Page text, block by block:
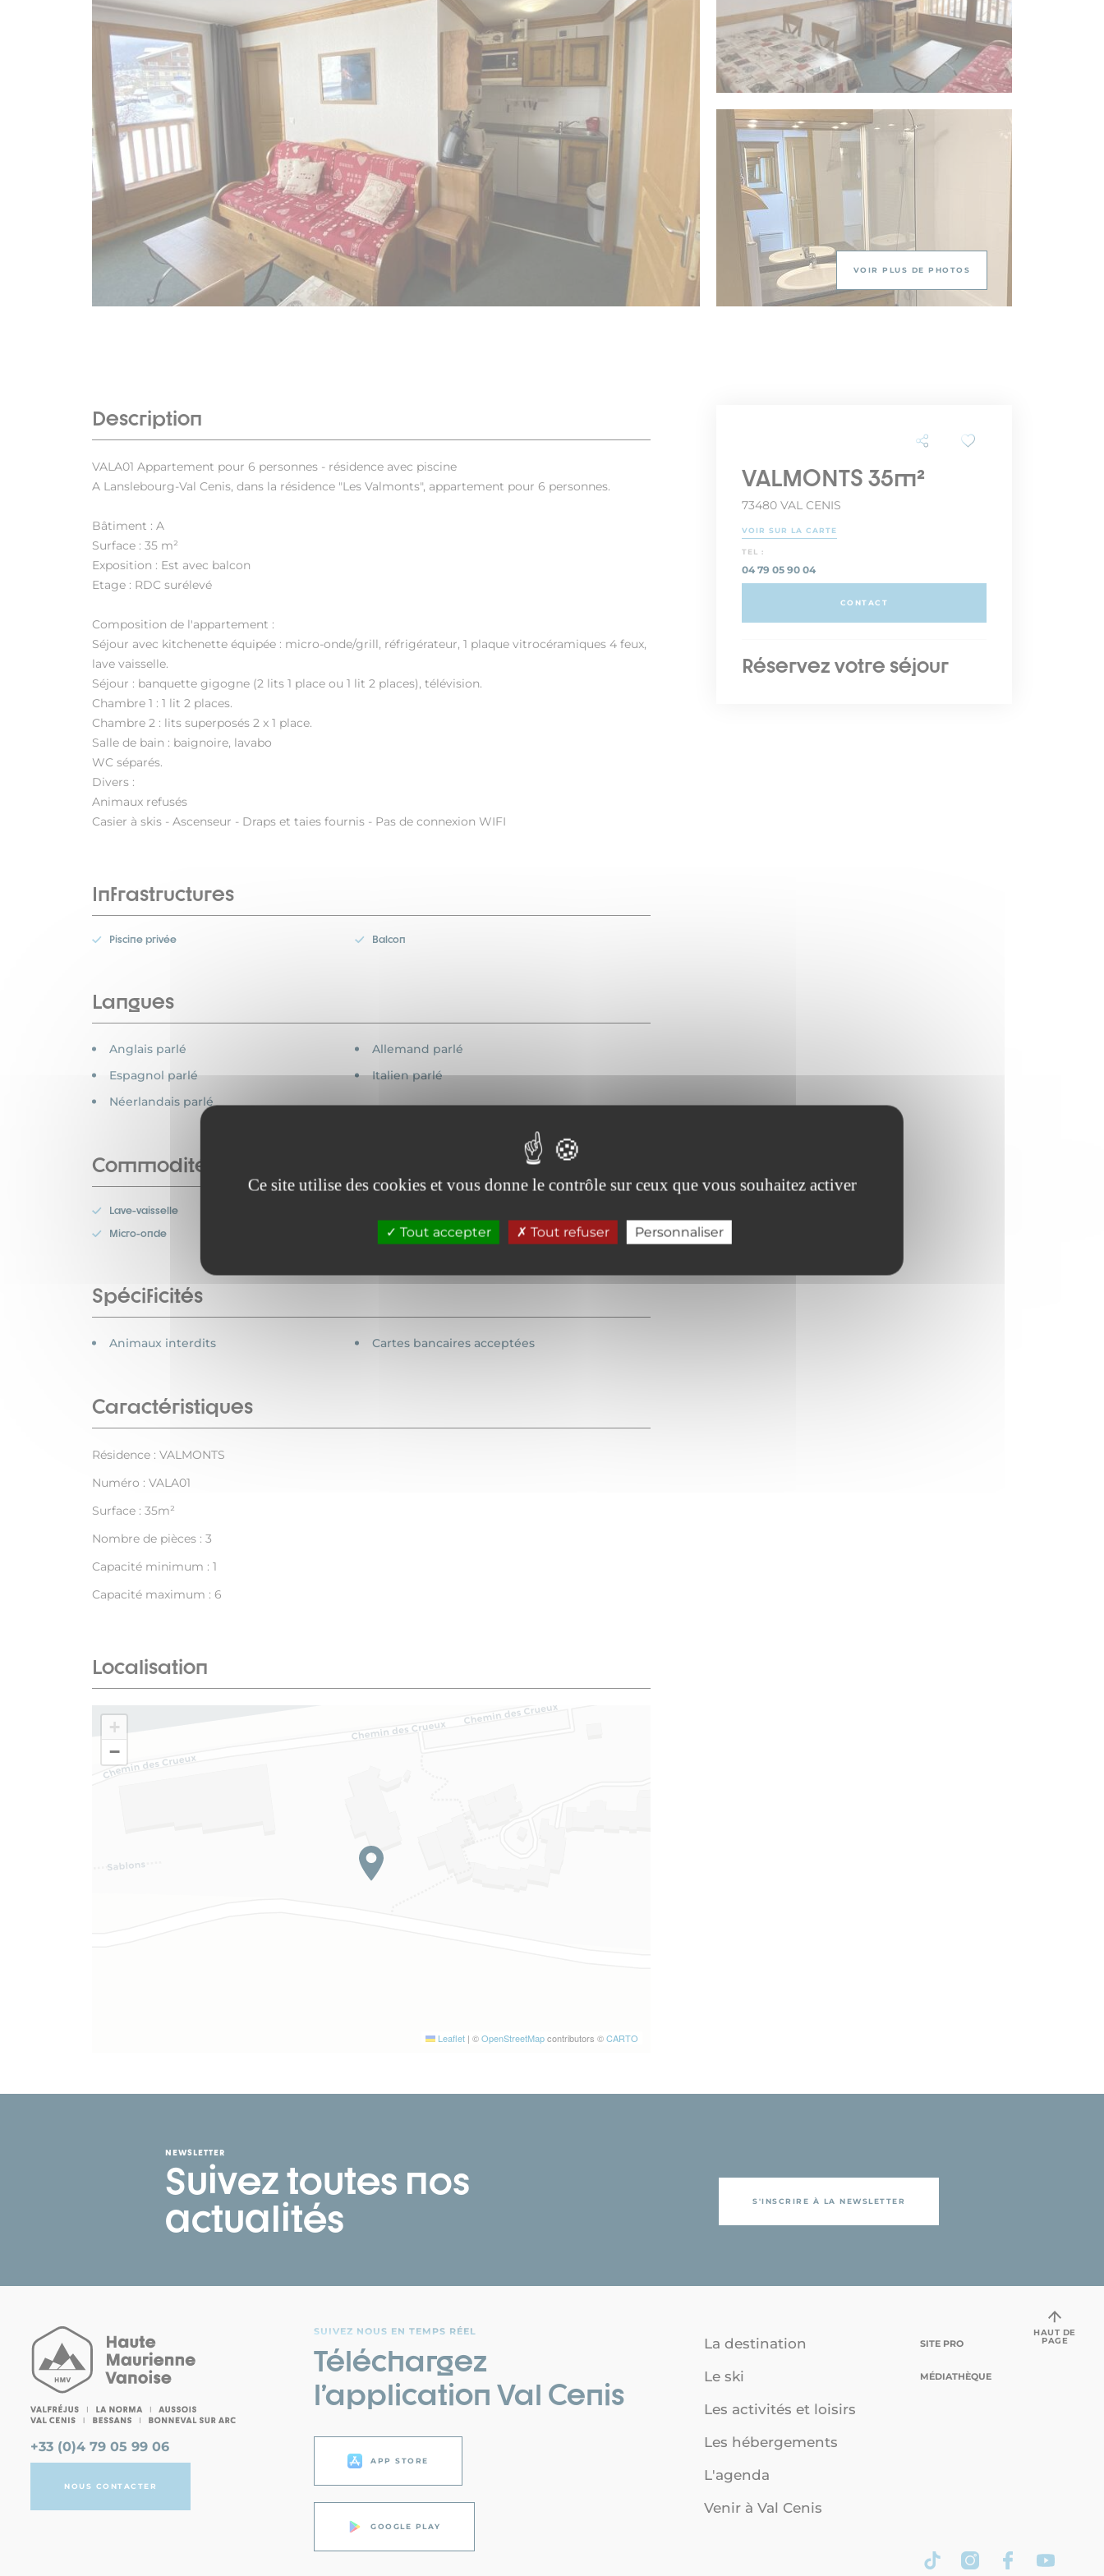
Ce site utilise des cookies et vous donne le contrôle sur ceux que vous souhaitez activer
Tout accepter Tout refuser Personnaliser
VOIR PLUS DE PHOTOS
Description
VALA01 Appartement pour 6 personnes - résidence avec piscine
A Lanslebourg-Val Cenis, dans la résidence "Les Valmonts", appartement pour 6 personnes.
Bâtiment : A
Surface : 35 m²
Exposition : Est avec balcon
Etage : RDC surélevé
Composition de l'appartement :
Séjour avec kitchenette équipée : micro-onde/grill, réfrigérateur, 1 plaque vitrocéramiques 4 feux,
lave vaisselle.
Séjour : banquette gigogne (2 lits 1 place ou 1 lit 2 places), télévision.
Chambre 1 : 1 lit 2 places.
Chambre 2 : lits superposés 2 x 1 place.
Salle de bain : baignoire, lavabo
WC séparés.
Divers :
Animaux refusés
Casier à skis - Ascenseur - Draps et taies fournis - Pas de connexion WIFI
Infrastructures
Piscine privée Balcon
Langues
Anglais parlé
Allemand parlé
Espagnol parlé
Italien parlé
Néerlandais parlé
Commodités
Lave-vaisselle
Micro-onde
Spécificités
Animaux interdits Cartes bancaires acceptées
Caractéristiques
Résidence : VALMONTS
Numéro : VALA01
Surface : 35m²
Nombre de pièces : 3
Capacité minimum : 1
Capacité maximum : 6
Localisation
+
−
Leaflet | ©OpenStreetMapcontributors ©CARTO
VALMONTS 35m²
73480 VAL CENIS
VOIR SUR LA CARTE
TEL :
04 79 05 90 04
CONTACT
Réservez votre séjour
NEWSLETTER
Suivez toutes nos
actualités
S'INSCRIRE À LA NEWSLETTER
+33 (0)4 79 05 99 06
NOUS CONTACTER
SUIVEZ NOUS EN TEMPS RÉEL
Téléchargez
l’application Val Cenis
APP STORE
GOOGLE PLAY
La destination
Le ski
Les activités et loisirs
Les hébergements
L'agenda
Venir à Val Cenis
SITE PRO
MÉDIATHÈQUE
HAUT DE
PAGE